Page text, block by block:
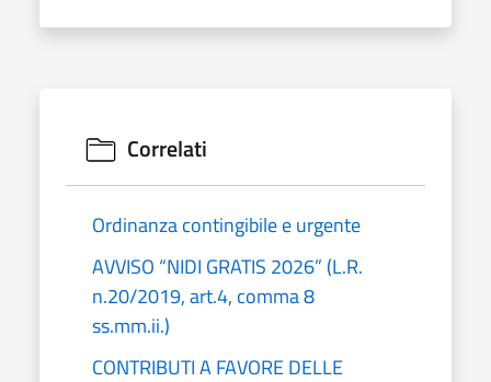
Correlati
Ordinanza contingibile e urgente
AVVISO “NIDI GRATIS 2026” (L.R.
n.20/2019, art.4, comma 8
ss.mm.ii.)
CONTRIBUTI A FAVORE DELLE